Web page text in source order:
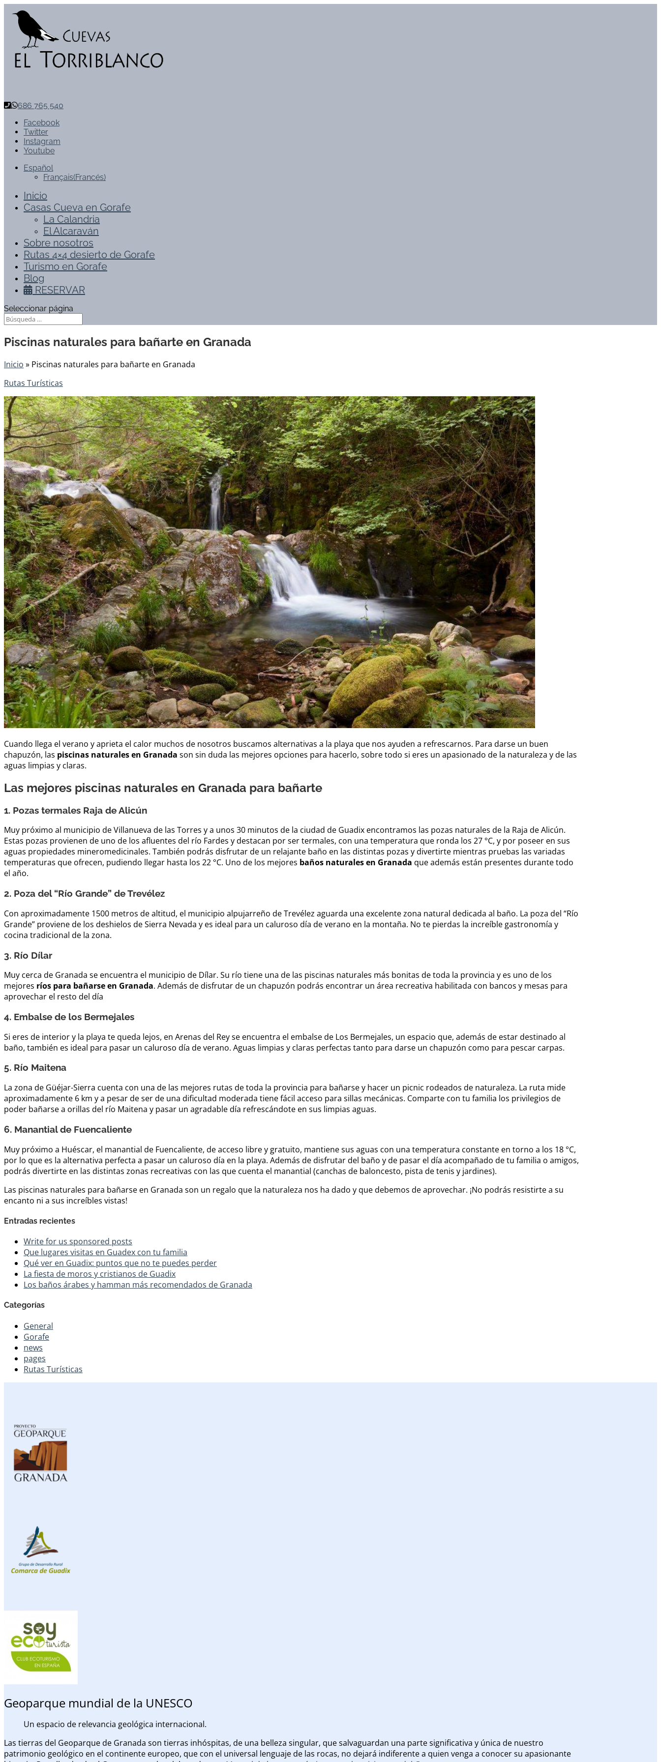
686 765 540
Facebook
Twitter
Instagram
Youtube
Español
Français(Francés)
Inicio
Casas Cueva en Gorafe
La Calandria
El Alcaraván
Sobre nosotros
Rutas 4×4 desierto de Gorafe
Turismo en Gorafe
Blog
RESERVAR
Seleccionar página
Piscinas naturales para bañarte en Granada
Inicio » Piscinas naturales para bañarte en Granada
Rutas Turísticas
Cuando llega el verano y aprieta el calor muchos de nosotros buscamos alternativas a la playa que nos ayuden a refrescarnos. Para darse un buen
chapuzón, las piscinas naturales en Granada son sin duda las mejores opciones para hacerlo, sobre todo si eres un apasionado de la naturaleza y de las
aguas limpias y claras.
Las mejores piscinas naturales en Granada para bañarte
1. Pozas termales Raja de Alicún
Muy próximo al municipio de Villanueva de las Torres y a unos 30 minutos de la ciudad de Guadix encontramos las pozas naturales de la Raja de Alicún.
Estas pozas provienen de uno de los afluentes del río Fardes y destacan por ser termales, con una temperatura que ronda los 27 °C, y por poseer en sus
aguas propiedades mineromedicinales. También podrás disfrutar de un relajante baño en las distintas pozas y divertirte mientras pruebas las variadas
temperaturas que ofrecen, pudiendo llegar hasta los 22 °C. Uno de los mejores baños naturales en Granada que además están presentes durante todo
el año.
2. Poza del “Río Grande” de Trevélez
Con aproximadamente 1500 metros de altitud, el municipio alpujarreño de Trevélez aguarda una excelente zona natural dedicada al baño. La poza del “Río
Grande” proviene de los deshielos de Sierra Nevada y es ideal para un caluroso día de verano en la montaña. No te pierdas la increíble gastronomía y
cocina tradicional de la zona.
3. Río Dílar
Muy cerca de Granada se encuentra el municipio de Dílar. Su río tiene una de las piscinas naturales más bonitas de toda la provincia y es uno de los
mejores ríos para bañarse en Granada. Además de disfrutar de un chapuzón podrás encontrar un área recreativa habilitada con bancos y mesas para
aprovechar el resto del día
4. Embalse de los Bermejales
Si eres de interior y la playa te queda lejos, en Arenas del Rey se encuentra el embalse de Los Bermejales, un espacio que, además de estar destinado al
baño, también es ideal para pasar un caluroso día de verano. Aguas limpias y claras perfectas tanto para darse un chapuzón como para pescar carpas.
5. Río Maitena
La zona de Güéjar-Sierra cuenta con una de las mejores rutas de toda la provincia para bañarse y hacer un picnic rodeados de naturaleza. La ruta mide
aproximadamente 6 km y a pesar de ser de una dificultad moderada tiene fácil acceso para sillas mecánicas. Comparte con tu familia los privilegios de
poder bañarse a orillas del río Maitena y pasar un agradable día refrescándote en sus limpias aguas.
6. Manantial de Fuencaliente
Muy próximo a Huéscar, el manantial de Fuencaliente, de acceso libre y gratuito, mantiene sus aguas con una temperatura constante en torno a los 18 °C,
por lo que es la alternativa perfecta a pasar un caluroso día en la playa. Además de disfrutar del baño y de pasar el día acompañado de tu familia o amigos,
podrás divertirte en las distintas zonas recreativas con las que cuenta el manantial (canchas de baloncesto, pista de tenis y jardines).
Las piscinas naturales para bañarse en Granada son un regalo que la naturaleza nos ha dado y que debemos de aprovechar. ¡No podrás resistirte a su
encanto ni a sus increíbles vistas!
Entradas recientes
Write for us sponsored posts
Que lugares visitas en Guadex con tu familia
Qué ver en Guadix: puntos que no te puedes perder
La fiesta de moros y cristianos de Guadix
Los baños árabes y hamman más recomendados de Granada
Categorías
General
Gorafe
news
pages
Rutas Turísticas
Geoparque mundial de la UNESCO
Un espacio de relevancia geológica internacional.
Las tierras del Geoparque de Granada son tierras inhóspitas, de una belleza singular, que salvaguardan una parte significativa y única de nuestro
patrimonio geológico en el continente europeo, que con el universal lenguaje de las rocas, no dejará indiferente a quien venga a conocer su apasionante